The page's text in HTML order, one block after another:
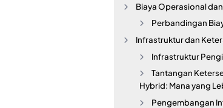
Biaya Operasional
Perbandingan
Infrastruktur dan
Infrastruktur
Tantangan
Hybrid: Mana yang
Pengembangan